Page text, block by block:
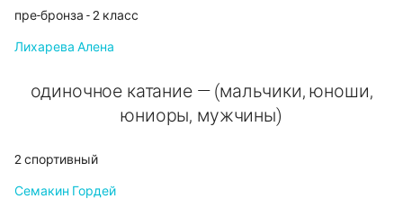
пре-бронза - 2 класс
Лихарева Алена
одиночное катание — (мальчики, юноши,
юниоры, мужчины)
2 спортивный
Семакин Гордей